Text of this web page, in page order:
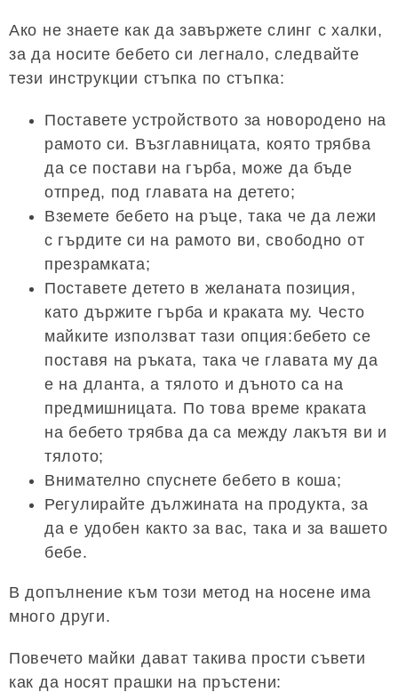
Ако не знаете как да завържете слинг с халки,
за да носите бебето си легнало, следвайте
тези инструкции стъпка по стъпка:
Поставете устройството за новородено на
рамото си. Възглавницата, която трябва
да се постави на гърба, може да бъде
отпред, под главата на детето;
Вземете бебето на ръце, така че да лежи
с гърдите си на рамото ви, свободно от
презрамката;
Поставете детето в желаната позиция,
като държите гърба и краката му. Често
майките използват тази опция:бебето се
поставя на ръката, така че главата му да
е на дланта, а тялото и дъното са на
предмишницата. По това време краката
на бебето трябва да са между лакътя ви и
тялото;
Внимателно спуснете бебето в коша;
Регулирайте дължината на продукта, за
да е удобен както за вас, така и за вашето
бебе.
В допълнение към този метод на носене има
много други.
Повечето майки дават такива прости съвети
как да носят прашки на пръстени: